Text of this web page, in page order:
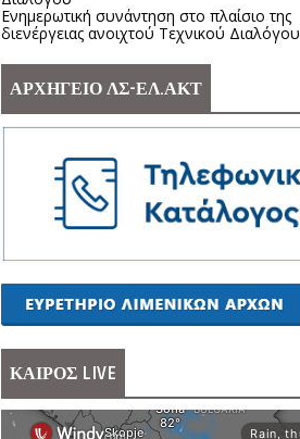
Ενημερωτική συνάντηση στο πλαίσιο της
διενέργειας ανοιχτού Τεχνικού Διαλόγου
ΑΡΧΗΓΕΙΟ ΛΣ-ΕΛ.ΑΚΤ
ΚΑΙΡΟΣ LIVE